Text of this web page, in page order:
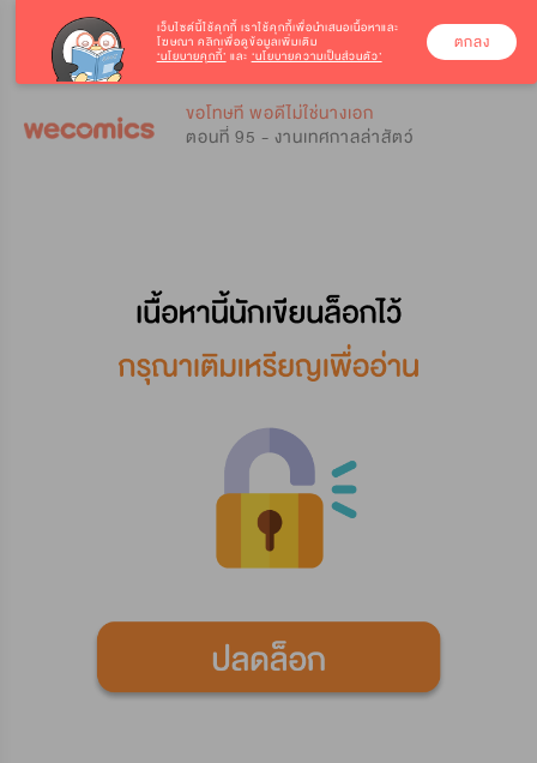
ขอโทษที พอดีไม่ใช่นางเอก
ตอนที่ 95 - งานเทศกาลล่าสัตว์
เว็บไซต์นี้ใช้คุกกี้ เราใช้คุกกี้เพื่อนำเสนอเนื้อหาและ
โฆษณา คลิกเพื่อดูข้อมูลเพิ่มเติม
‘นโยบายคุกกี้’ และ ‘นโยบายความเป็นส่วนตัว’
ตกลง